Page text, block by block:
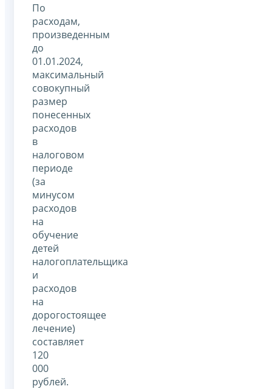
По
расходам,
произведенным
до
01.01.2024,
максимальный
совокупный
размер
понесенных
расходов
в
налоговом
периоде
(за
минусом
расходов
на
обучение
детей
налогоплательщика
и
расходов
на
дорогостоящее
лечение)
составляет
120
000
рублей.